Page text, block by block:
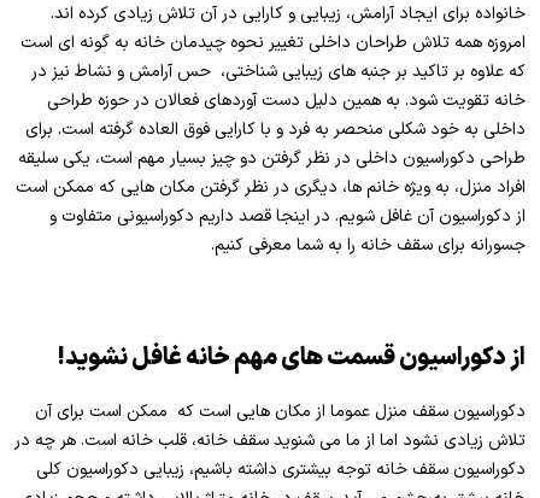
خانواده برای ایجاد آرامش، زیبایی و کارایی در آن تلاش زیادی کرده اند.
امروزه همه تلاش طراحان داخلی تغییر نحوه چیدمان خانه به گونه ای است
که علاوه بر تاکید بر جنبه های زیبایی شناختی، حس آرامش و نشاط نیز در
خانه تقویت شود. به همین دلیل دست آوردهای فعالان در حوزه طراحی
داخلی به خود شکلی منحصر به فرد و با کارایی فوق العاده گرفته است. برای
طراحی دکوراسیون داخلی در نظر گرفتن دو چیز بسیار مهم است، یکی سلیقه
افراد منزل، به ویژه خانم ها، دیگری در نظر گرفتن مکان هایی که ممکن است
از دکوراسیون آن غافل شویم. در اینجا قصد داریم دکوراسیونی متفاوت و
جسورانه برای سقف خانه را به شما معرفی کنیم.
از دکوراسیون قسمت های مهم خانه غافل نشوید!
دکوراسیون سقف منزل عموما از مکان هایی است که ممکن است برای آن
تلاش زیادی نشود اما از ما می شنوید سقف خانه، قلب خانه است. هر چه در
دکوراسیون سقف خانه توجه بیشتری داشته باشیم، زیبایی دکوراسیون کلی